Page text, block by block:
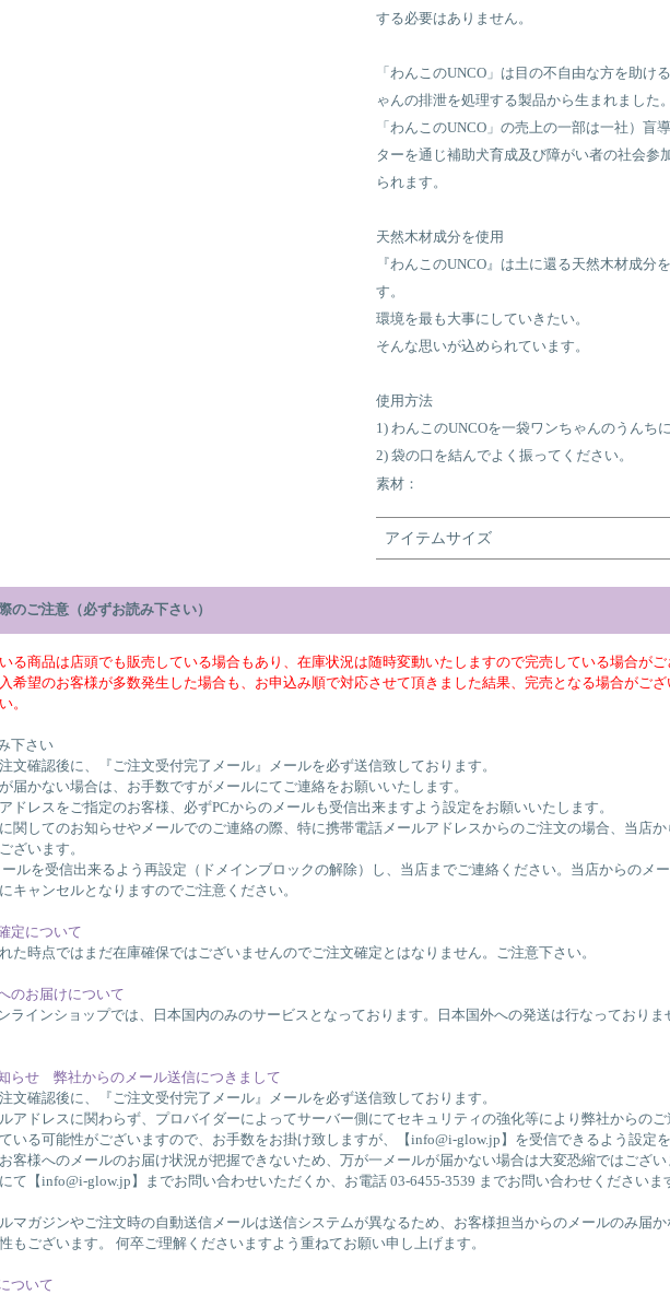
する必要はありません。
「わんこのUNCO」は目の不自由な方を助け
ゃんの排泄を処理する製品から生まれました。
「わんこのUNCO」の売上の一部は一社）盲
ターを通じ補助犬育成及び障がい者の社会参
られます。
天然木材成分を使用
『わんこのUNCO』は土に還る天然木材成分
す。
環境を最も大事にしていきたい。
そんな思いが込められています。
使用方法
1) わんこのUNCOを一袋ワンちゃんのうんち
2) 袋の口を結んでよく振ってください。
素材：
アイテムサイズ
のご注意（必ずお読み下さい）
る商品は店頭でも販売している場合もあり、在庫状況は随時変動いたしますので完売している場合がご
希望のお客様が多数発生した場合も、お申込み順で対応させて頂きました結果、完売となる場合がござ
。
下さい
文確認後に、『ご注文受付完了メール』メールを必ず送信致しております。
届かない場合は、お手数ですがメールにてご連絡をお願いいたします。
ドレスをご指定のお客様、必ずPCからのメールも受信出来ますよう設定をお願いいたします。
関してのお知らせやメールでのご連絡の際、特に携帯電話メールアドレスからのご注文の場合、当店
ざいます。
ールを受信出来るよう再設定（ドメインブロックの解除）し、当店までご連絡ください。当店からのメ
キャンセルとなりますのでご注意ください。
定について
た時点ではまだ在庫確保ではございませんのでご注文確定とはなりません。ご注意下さい。
のお届けについて
ラインショップでは、日本国内のみのサービスとなっております。日本国外への発送は行なっておりま
らせ 弊社からのメール送信につきまして
文確認後に、『ご注文受付完了メール』メールを必ず送信致しております。
アドレスに関わらず、プロバイダーによってサーバー側にてセキュリティの強化等により弊社からの
いる可能性がございますので、お手数をお掛け致しますが、【info@i-glow.jp】を受信できるよう設定を
客様へのメールのお届け状況が把握できないため、万が一メールが届かない場合は大変恐縮ではござ
て【info@i-glow.jp】までお問い合わせいただくか、お電話 03-6455-3539 までお問い合わせくださいま
マガジンやご注文時の自動送信メールは送信システムが異なるため、お客様担当からのメールのみ届
もございます。 何卒ご理解くださいますよう重ねてお願い申し上げます。
ついて